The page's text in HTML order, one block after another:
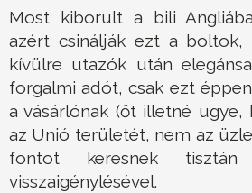
Most kiborult a bili
azért csinálják ezt a boltok,
kívülre utazók után
forgalmi adót, csak ezt
a vásárlónak (őt illetné ugye,
az Unió területét, nem az
fontot keresnek
visszaigénylésével.